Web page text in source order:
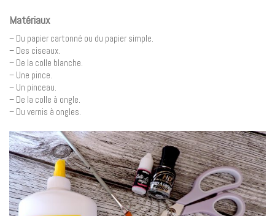
Matériaux
– Du papier cartonné ou du papier simple.
– Des ciseaux.
– De la colle blanche.
– Une pince.
– Un pinceau.
– De la colle à ongle.
– Du vernis à ongles.